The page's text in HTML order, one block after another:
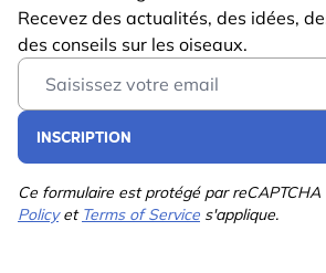
Recevez des actualités, des idées,
des conseils sur les oiseaux.
Email Address
INSCRIPTION
Ce formulaire est protégé par reCAPTCHA
Policyet Terms of Service s'applique.